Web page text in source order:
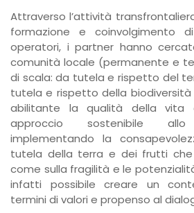
Attraverso l’attività
formazione e coinvolgimento
operatori, i partner hanno
comunità locale (permanente e
di scala: da tutela e rispetto del
tutela e rispetto della
abilitante la qualità della vita
approccio sostenibile
implementando la
tutela della terra e dei frutti
come sulla fragilità e le
infatti possibile creare un
termini di valori e propenso al